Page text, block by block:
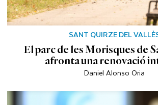
SANT QUIRZE DEL
El parc de les Morisques de
afronta una renovació
Daniel Alonso Oria